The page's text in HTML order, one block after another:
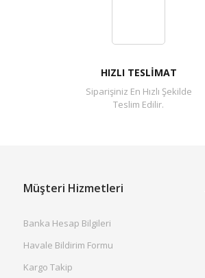
HIZLI TESLİMAT
Siparişiniz En Hızlı Şekilde
Teslim Edilir.
Müşteri Hizmetleri
Banka Hesap Bilgileri
Havale Bildirim Formu
Kargo Takip